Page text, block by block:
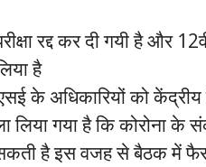
रद्द कर दी गयी है और
है
के अधिकारियों को
लिया गया है कि कोरोना
सकती है इस वजह से बैठक में